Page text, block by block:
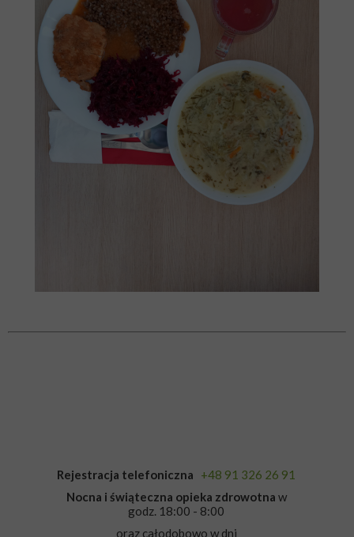
Rejestracja telefoniczna +48 91 326 26 91
Nocna i świąteczna opieka zdrowotna w
godz. 18:00 - 8:00
oraz całodobowo w dni